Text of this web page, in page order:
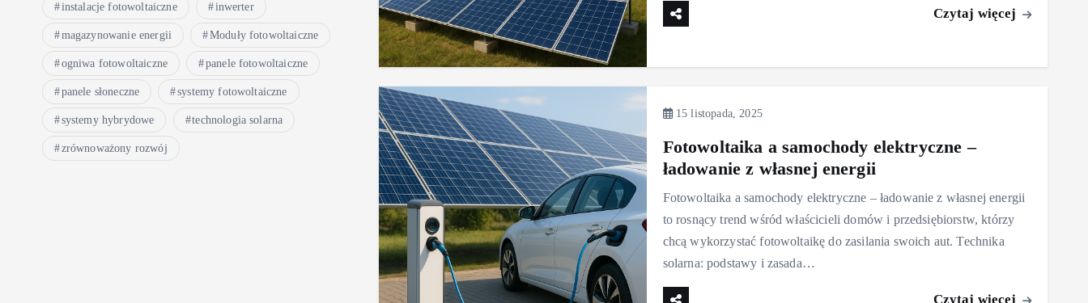
instalacje fotowoltaiczne inwerter
magazynowanie energii Moduły fotowoltaiczne
ogniwa fotowoltaiczne panele fotowoltaiczne
panele słoneczne systemy fotowoltaiczne
systemy hybrydowe technologia solarna
zrównoważony rozwój
Czytaj więcej
15 listopada, 2025
Fotowoltaika a samochody elektryczne –
ładowanie z własnej energii
Fotowoltaika a samochody elektryczne – ładowanie z własnej energii
to rosnący trend wśród właścicieli domów i przedsiębiorstw, którzy
chcą wykorzystać fotowoltaikę do zasilania swoich aut. Technika
solarna: podstawy i zasada…
Czytaj więcej